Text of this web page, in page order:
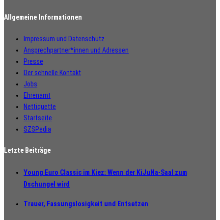
Allgemeine Informationen
Impressum und Datenschutz
Ansprechpartner*innen und Adressen
Presse
Der schnelle Kontakt
Jobs
Ehrenamt
Nettiquette
Startseite
SZSPedia
Letzte Beiträge
Young Euro Classic im Kiez: Wenn der KiJuNa-Saal zum
Dschungel wird
Trauer, Fassungslosigkeit und Entsetzen